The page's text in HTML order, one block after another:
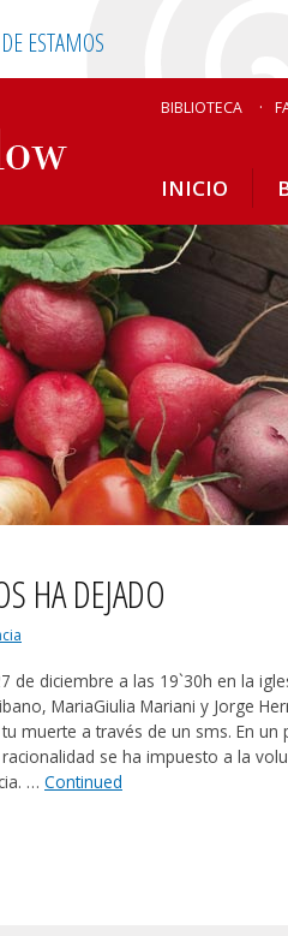
ESTAMOS
BIBLIOTECA
INICIO
HA DEJADO
de diciembre a las 19`30h en la
MariaGiulia Mariani y Jorge
muerte a través de un sms. En
se ha impuesto a la
… Continued